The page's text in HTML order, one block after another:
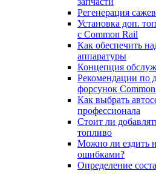
Регенерация
Установка доп.
с Common Rail
Как обеспечить
аппаратуры
Концепция
Рекомендации по
форсунок
Как выбрать
профессионала
Стоит ли
топливо
Можно ли ездить
ошибками?
Определение